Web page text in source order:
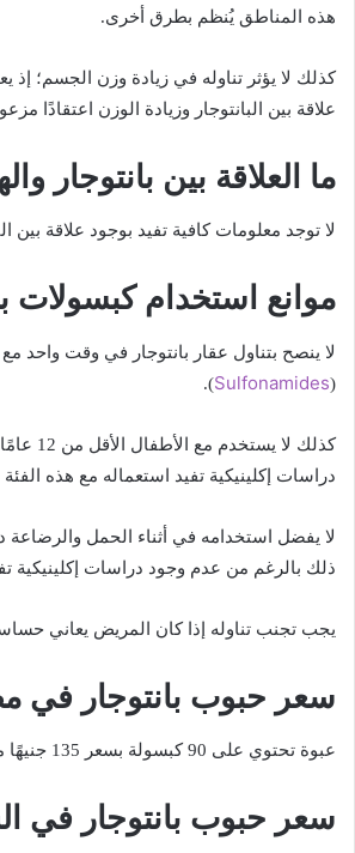
هذه المناطق يُنظم بطرق أخرى.
كذلك لا يؤثر تناوله في زيادة وزن الجسم؛ إذ
علاقة بين البانتوجار وزيادة الوزن اعتقادًا
ما العلاقة بين بانتوجار
لا توجد معلومات كافية تفيد بوجود علاقة بين
موانع استخدام كبسولات
لا ينصح بتناول عقار بانتوجار في وقت واحد
(
Sulfonamides
).
كذلك لا
دراسات إكلينيكية تفيد استعماله مع هذه الفئة
لا يفضل استخدامه في أثناء الحمل
ذلك بالرغم من عدم وجود دراسات إكلينيكية
يجب تجنب تناوله إذا كان المريض يعاني
سعر حبوب بانتوجار في
عبوة تحتوي على 90 كبسولة بسعر 135 جنيهًا مصريًا.
سعر حبوب بانتوجار في